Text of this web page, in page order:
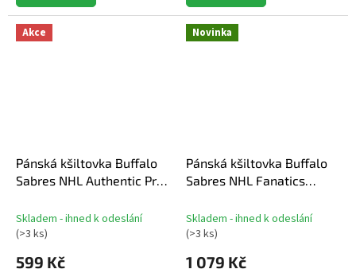
Akce
Pánská kšiltovka Buffalo
Sabres NHL Authentic Pro
Visor Structured
Adjustable
Skladem - ihned k odeslání
(>3 ks)
599 Kč
Novinka
Pánská kšiltovka Buffalo
Sabres NHL Fanatics
Draft 2026 A-Frame
Adjustable
Skladem - ihned k odeslání
(>3 ks)
1 079 Kč